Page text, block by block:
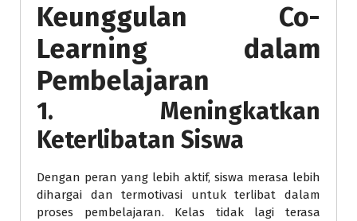
Keunggulan Co-
Learning dalam
Pembelajaran
1. Meningkatkan
Keterlibatan Siswa
Dengan peran yang lebih aktif, siswa merasa lebih
dihargai dan termotivasi untuk terlibat dalam
proses pembelajaran. Kelas tidak lagi terasa